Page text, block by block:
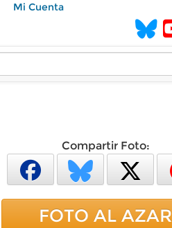
Mi Cuenta
Compartir Foto:
FOTO AL AZAR